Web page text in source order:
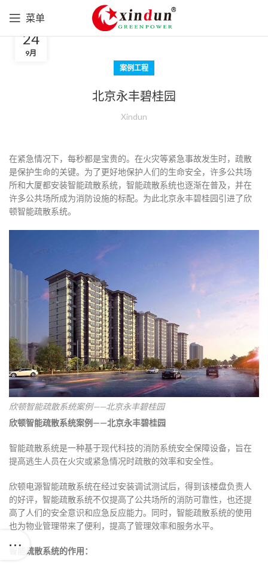
菜单
案例工程
北京永丰碧桂园
Xindun
24
9月
在紧急情况下，每秒都是宝贵的。在火灾等紧急事故发生时，疏散
是保护生命的关键。为了更好地保护人们的生命安全，许多公共场
所和大厦都安装智能疏散系统，智能疏散系统也逐渐在普及，并在
许多公共场所成为消防设施的标配。为此北京永丰碧桂园引进了欣
顿智能疏散系统。
欣顿智能疏散系统案例——北京永丰碧桂园
欣顿智能疏散系统案例——北京永丰碧桂园
智能疏散系统是一种基于现代科技的消防系统安全保障设备，旨在
提高逃生人员在火灾或紧急情况时疏散的效率和安全性。
欣顿电源智能疏散系统在经过安装调试测试后，得到该楼盘负责人
的好评，智能疏散系统不仅提高了公共场所的消防可靠性，也还提
高了人们的安全意识和应急反应能力。同时，智能疏散系统的使用
也为物业管理带来了便利，提高了管理效率和服务水平。
智能疏散系统的作用：